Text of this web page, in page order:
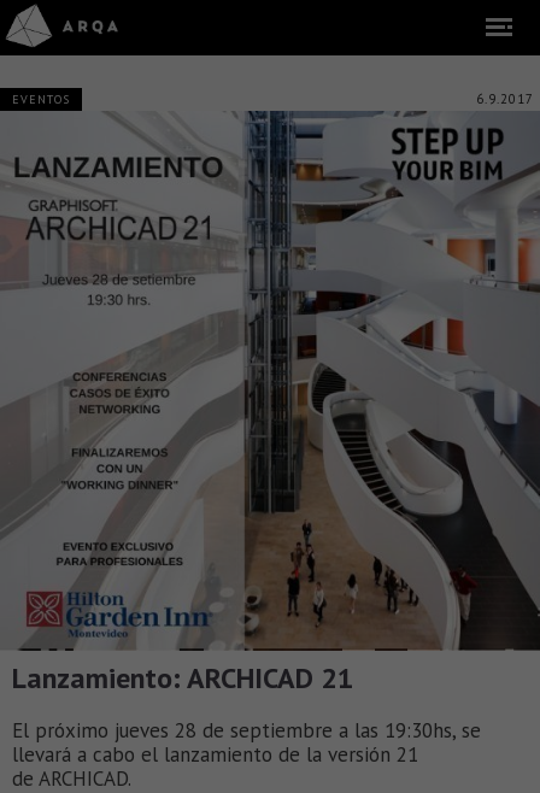
EVENTOS 6.9.2017
Lanzamiento: ARCHICAD 21
El próximo jueves 28 de septiembre a las 19:30hs, se
llevará a cabo el lanzamiento de la versión 21
de ARCHICAD.